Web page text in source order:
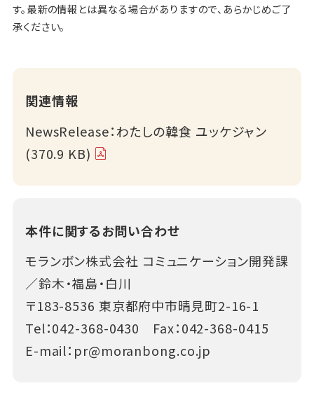
す。最新の情報とは異なる場合がありますので、あらかじめご了
承ください。
関連情報
NewsRelease：わたしの韓食 ユッケジャン
(370.9 KB)
本件に関するお問い合わせ
モランボン株式会社 コミュニケーション開発課
／鈴木・福島・白川
〒183-8536 東京都府中市晴見町2-16-1
Tel：042-368-0430 Fax：042-368-0415
E-mail： pr@moranbong.co.jp